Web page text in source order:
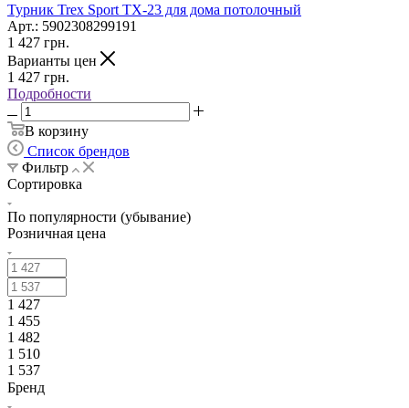
Турник Trex Sport TX-23 для дома потолочный
Арт.: 5902308299191
1 427 грн.
Варианты цен
1 427 грн.
Подробности
В корзину
Список брендов
Фильтр
Сортировка
По популярности (убывание)
Розничная цена
1 427
1 455
1 482
1 510
1 537
Бренд